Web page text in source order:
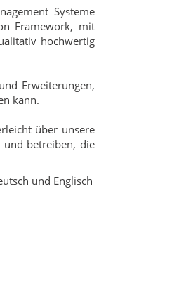
Systeme
Framework, mit
hochwertig
Erweiterungen,
kann.
über unsere
und betreiben, die
und Englisch